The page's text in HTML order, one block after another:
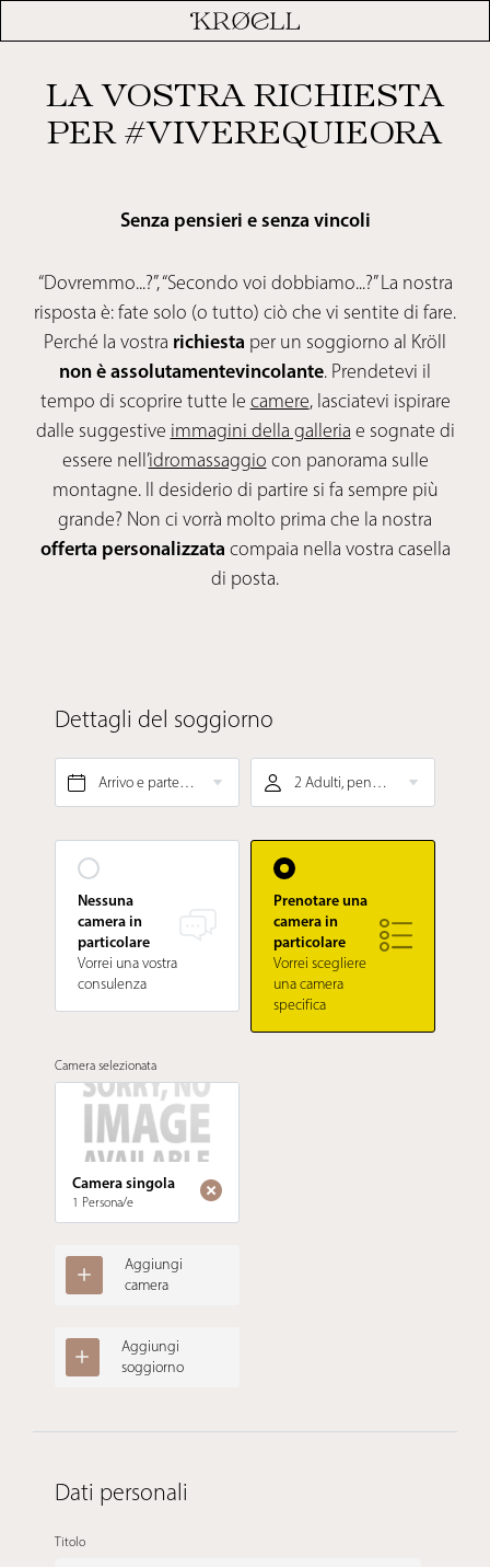
LA VOSTRA RICHIESTA
PER #VIVEREQUIEORA
Senza pensieri e senza vincoli
“Dovremmo...?”, “Secondo voi dobbiamo...?” La nostra
risposta è: fate solo (o tutto) ciò che vi sentite di fare.
Perché la vostra richiesta per un soggiorno al Kröll
non èassolutamentevincolante. Prendetevi il
tempo di scoprire tutte le camere, lasciatevi ispirare
dalle suggestive immagini della galleria e sognate di
essere nell’idromassaggio con panorama sulle
montagne. Il desiderio di partire si fa sempre più
grande? Non ci vorrà molto prima che la nostra
offerta personalizzata compaia nella vostra casella
di posta.
Dettagli del soggiorno
Arrivo e partenza* 2 Adulti, pensione gourmet ¾
Nessuna
camera in
particolare
Vorrei una vostra
consulenza
Prenotare una
camera in
particolare
Vorrei scegliere
una camera
specifica
Camera selezionata
Camera singola
1 Persona/e
Aggiungi
camera
Aggiungi
soggiorno
Dati personali
Titolo